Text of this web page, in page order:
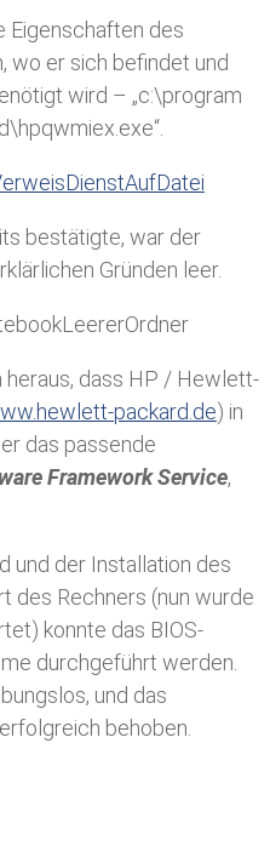
Eigenschaften des
wo er sich befindet und
wird – „c:\program
bestätigte, war der
Gründen leer.
dass HP / Hewlett-
packard.de) in
das passende
Framework Service,
und der Installation des
des Rechners (nun wurde
konnte das BIOS-
durchgeführt werden.
und das
behoben.